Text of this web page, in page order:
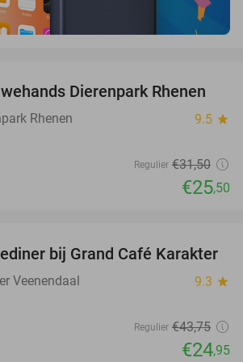
19%
Dierenpark Rhenen
Rhenen 9.5 star
Regulier €31,50
€25,50
43%
bij Grand Café Karakter
Veenendaal 9.3 star
Regulier €43,75
€24,95